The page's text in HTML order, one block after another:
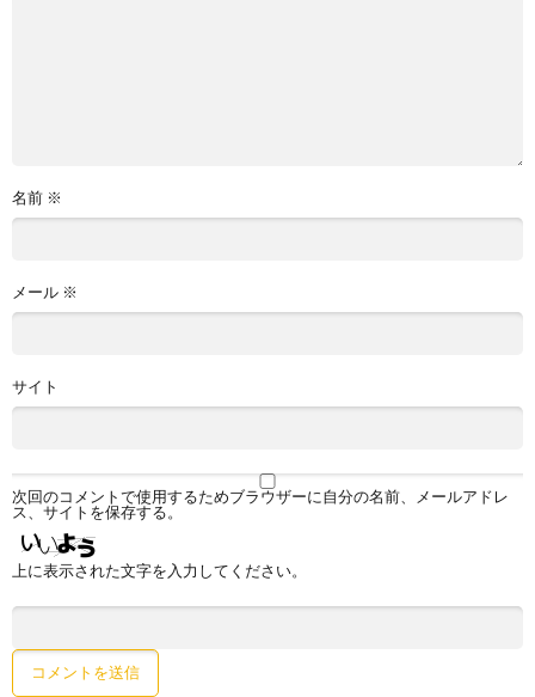
名前 ※
メール ※
サイト
次回のコメントで使用するためブラウザーに自分の名前、メールアドレ
ス、サイトを保存する。
上に表示された文字を入力してください。